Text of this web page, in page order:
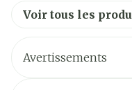
Voir tous les
Avertissements